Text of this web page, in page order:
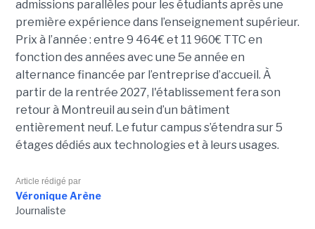
admissions parallèles pour les étudiants après une
première expérience dans l’enseignement supérieur.
Prix à l’année : entre 9 464€ et 11 960€ TTC en
fonction des années avec une 5e année en
alternance financée par l’entreprise d’accueil. À
partir de la rentrée 2027, l'établissement fera son
retour à Montreuil au sein d’un bâtiment
entièrement neuf. Le futur campus s’étendra sur 5
étages dédiés aux technologies et à leurs usages.
Article rédigé par
Véronique Arène
Journaliste